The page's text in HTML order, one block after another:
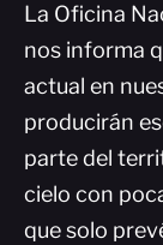
La Oficina
nos informa
actual en
producirán
parte del
cielo con
que solo